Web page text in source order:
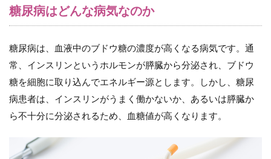
病
は
ど
な
病
な
の
糖
尿
糖尿病はどんな病気なのか
糖尿病は、血液中のブドウ糖の濃度が高くなる病気です。通
常、インスリンというホルモンが膵臓から分泌され、ブドウ
糖を細胞に取り込んでエネルギー源とします。しかし、糖尿
病患者は、インスリンがうまく働かないか、あるいは膵臓か
ら不十分に分泌されるため、血糖値が高くなります。